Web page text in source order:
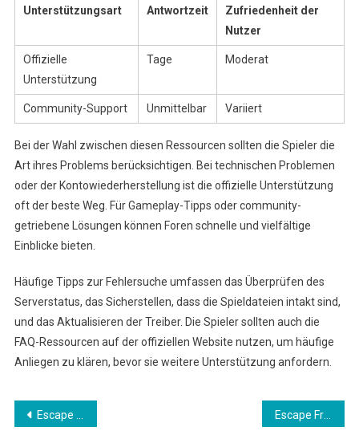
Unterstützungsart Antwortzeit
Zufriedenheit der
Nutzer
Offizielle
Unterstützung
Tage Moderat
Community-Support Unmittelbar Variiert
Bei der Wahl zwischen diesen Ressourcen sollten die Spieler die
Art ihres Problems berücksichtigen. Bei technischen Problemen
oder der Kontowiederherstellung ist die offizielle Unterstützung
oft der beste Weg. Für Gameplay-Tipps oder community-
getriebene Lösungen können Foren schnelle und vielfältige
Einblicke bieten.
Häufige Tipps zur Fehlersuche umfassen das Überprüfen des
Serverstatus, das Sicherstellen, dass die Spieldateien intakt sind,
und das Aktualisieren der Treiber. Die Spieler sollten auch die
FAQ-Ressourcen auf der offiziellen Website nutzen, um häufige
Anliegen zu klären, bevor sie weitere Unterstützung anfordern.
Post
Escape From Tarkov Twitch Drops: Plattformintegrationen, Twitch-Funktionen, Benutzererfahrung